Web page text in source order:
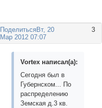
Поделиться 3
Вт, 20
Мар 2012 07:07
Vortex написал(а):
Сегодня был в
Губернском... По
распределению
Земская д.3 кв.